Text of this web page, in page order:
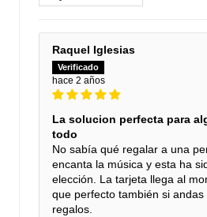
Raquel Iglesias
hace 2 años
La solucion perfecta para
todo
No sabía qué regalar a una
encanta la música y esta ha
elección. La tarjeta llega al
que perfecto también si
regalos.